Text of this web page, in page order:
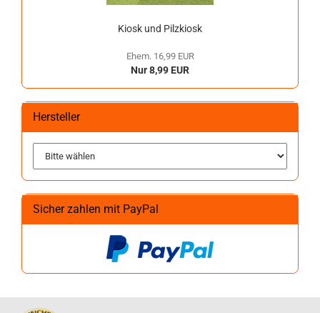
Kiosk und Pilzkiosk
Ehem. 16,99 EUR
Nur 8,99 EUR
Hersteller
Sicher zahlen mit PayPal